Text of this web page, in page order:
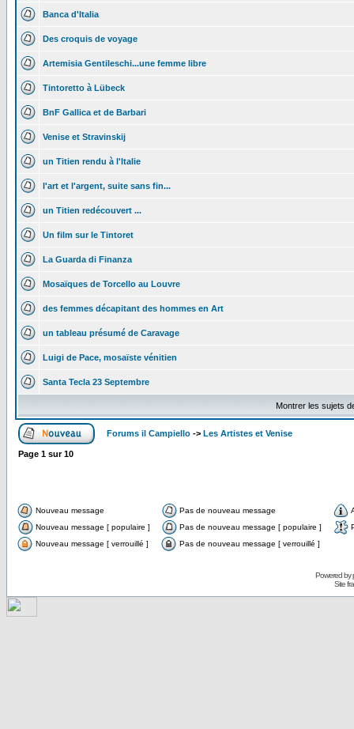
Banca d'Italia
Des croquis de voyage
Artemisia Gentileschi...une femme libre
Tintoretto à Lübeck
BnF Gallica et de Barbari
Venise et Stravinskij
un Titien rendu à l'Italie
l'art et l'argent, suite sans fin...
un Titien redécouvert ...
Un film sur le Tintoret
La Guarda di Finanza
Mosaïques de Torcello au Louvre
des femmes décapitant des hommes en Art
un tableau présumé de Caravage
Luigi de Pace, mosaïste vénitien
Santa Tecla 23 Septembre
Montrer les sujets
Forums il Campiello -> Les Artistes et Venise
Page 1 sur10
Nouveau message Pas de nouveau message
Nouveau message [ populaire ]
Pas de nouveau message [ populaire ]
Nouveau message [ verrouillé ]
Pas de nouveau message [ verrouillé ]
Powered by
Site